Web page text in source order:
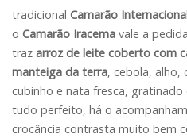
tradicional Camarão
o Camarão Iracema vale a
traz arroz de leite coberto com
manteiga da terra, cebola, alho,
cubinho e nata fresca,
tudo perfeito, há o
crocância contrasta muito bem